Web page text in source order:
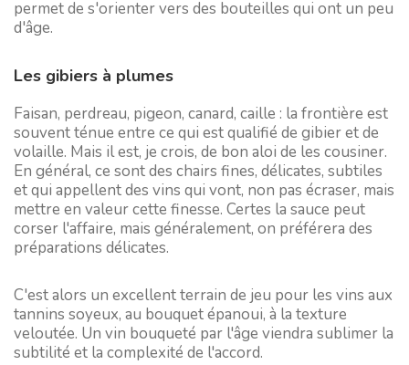
permet de s'orienter vers des bouteilles qui ont un peu
d'âge.
Les gibiers à plumes
Faisan, perdreau, pigeon, canard, caille : la frontière est
souvent ténue entre ce qui est qualifié de gibier et de
volaille. Mais il est, je crois, de bon aloi de les cousiner.
En général, ce sont des chairs fines, délicates, subtiles
et qui appellent des vins qui vont, non pas écraser, mais
mettre en valeur cette finesse. Certes la sauce peut
corser l'affaire, mais généralement, on préférera des
préparations délicates.
C'est alors un excellent terrain de jeu pour les vins aux
tannins soyeux, au bouquet épanoui, à la texture
veloutée. Un vin bouqueté par l'âge viendra sublimer la
subtilité et la complexité de l'accord.